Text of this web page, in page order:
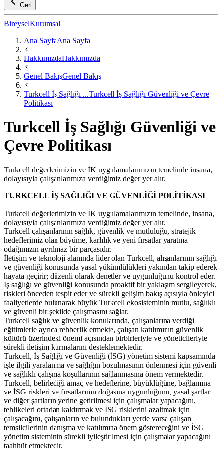
Geri
BireyselKurumsal
Ana SayfaAna Sayfa
HakkımızdaHakkımızda
Genel BakışGenel Bakış
Turkcell İş Sağlığı ...Turkcell İş Sağlığı Güvenliği ve Çevre
Politikası
Turkcell İş Sağlığı Güvenliği ve
Çevre Politikası
Turkcell değerlerimizin ve İK uygulamalarımızın temelinde insana,
dolayısıyla çalışanlarımıza verdiğimiz değer yer alır.
TURKCELL İŞ SAĞLIĞI VE GÜVENLİĞİ POLİTİKASI
Turkcell değerlerimizin ve İK uygulamalarımızın temelinde, insana,
dolayısıyla çalışanlarımıza verdiğimiz değer yer alır.
Turkcell çalışanlarının sağlık, güvenlik ve mutluluğu, stratejik
hedeflerimiz olan büyüme, karlılık ve yeni fırsatlar yaratma
odağımızın ayrılmaz bir parçasıdır.
İletişim ve teknoloji alanında lider olan Turkcell, alışanlarının sağlığı
ve güvenliği konusunda yasal yükümlülükleri yakından takip ederek
hayata geçirir; düzenli olarak denetler ve uygunluğunu kontrol eder.
İş sağlığı ve güvenliği konusunda proaktif bir yaklaşım sergileyerek,
riskleri önceden tespit eder ve sürekli gelişim bakış açısıyla önleyici
faaliyetlerde bulunarak büyük Turkcell ekosisteminin mutlu, sağlıklı
ve güvenli bir şekilde çalışmasını sağlar.
Turkcell sağlık ve güvenlik konularında, çalışanlarına verdiği
eğitimlerle ayrıca rehberlik etmekte, çalışan katılımının güvenlik
kültürü üzerindeki önemi açısından birbirleriyle ve yöneticileriyle
sürekli iletişim kurmalarını desteklemektedir.
Turkcell, İş Sağlığı ve Güvenliği (İSG) yönetim sistemi kapsamında
işle ilgili yaralanma ve sağlığın bozulmasının önlenmesi için güvenli
ve sağlıklı çalışma koşullarının sağlanmasına önem vermektedir.
Turkcell, belirlediği amaç ve hedeflerine, büyüklüğüne, bağlamına
ve İSG riskleri ve fırsatlarının doğasına uygunluğunu, yasal şartlar
ve diğer şartların yerine getirilmesi için çalışmalar yapacağını,
tehlikeleri ortadan kaldırmak ve İSG risklerini azaltmak için
çalışacağını, çalışanların ve bulundukları yerde varsa çalışan
temsilcilerinin danışma ve katılımına önem göstereceğini ve İSG
yönetim sisteminin sürekli iyileştirilmesi için çalışmalar yapacağını
taahhüt etmektedir.